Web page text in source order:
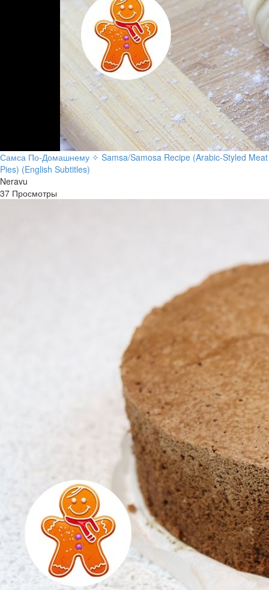
Самса По-Домашнему ✧ Samsa/Samosa Recipe (Arabic-Styled Meat
Pies) (English Subtitles)
Neravu
37 Просмотры